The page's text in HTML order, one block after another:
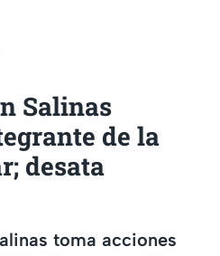
Salinas
de la
desata
toma acciones